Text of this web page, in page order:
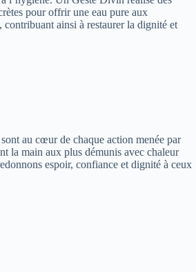
pour offrir une eau pure aux
contribuant ainsi à restaurer la dignité et
au cœur de chaque action menée par
la main aux plus démunis avec chaleur
espoir, confiance et dignité à ceux